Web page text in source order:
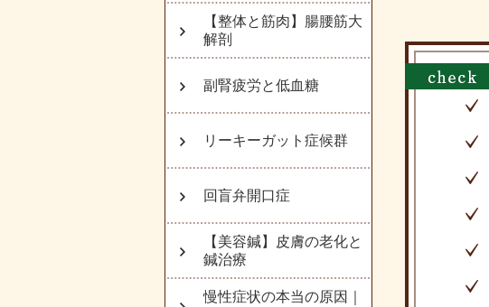
【整体と筋肉】腸腰筋大
解剖
副腎疲労と低血糖
リーキーガット症候群
回盲弁開口症
【美容鍼】皮膚の老化と
鍼治療
慢性症状の本当の原因｜